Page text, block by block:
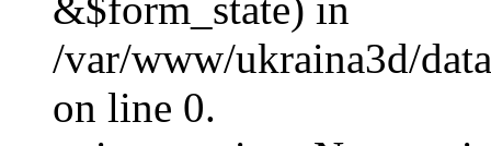
&$form_state) in
/var/www/ukraina3d/
on line 0.